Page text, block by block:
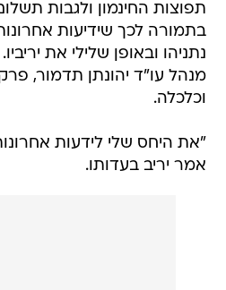
תפוצות החינמון ולגבות
בתמורה לכך שידיעות
נתניהו ובאופן שלילי את
מנהל עו"ד יהונתן תדמור,
וכלכלה.
"את היחס שלי לידעות
אמר יריב בעדותו.